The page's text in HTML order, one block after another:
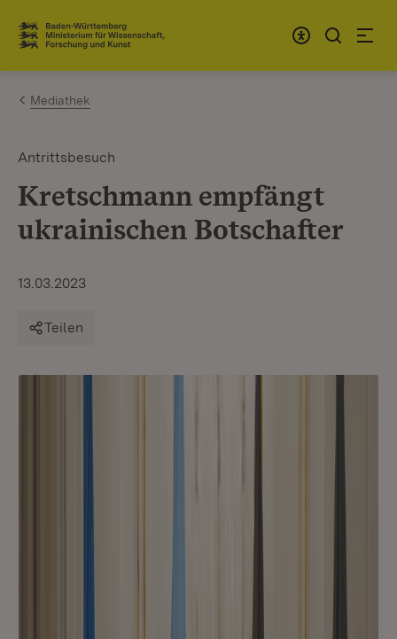
Zum Inhalt springen
Link zur Startseite
Mediathek
Antrittsbesuch
Kretschmann empfängt
ukrainischen Botschafter
13.03.2023
Teilen